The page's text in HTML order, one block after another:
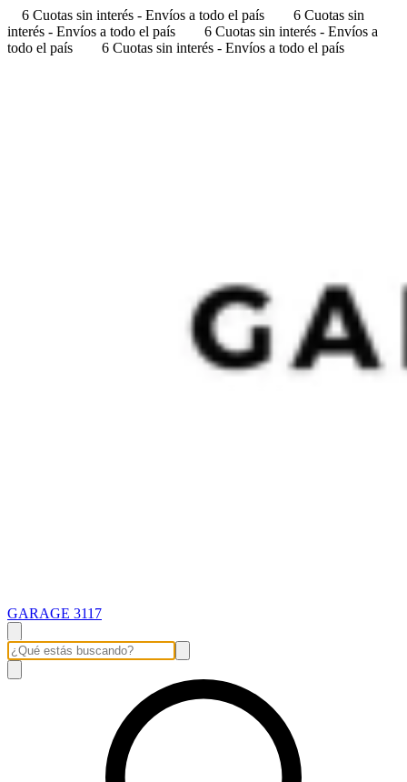
6 Cuotas sin interés - Envíos a todo el país
6 Cuotas sin
interés - Envíos a todo el país
6 Cuotas sin interés - Envíos a
todo el país
6 Cuotas sin interés - Envíos a todo el país
GARAGE 3117